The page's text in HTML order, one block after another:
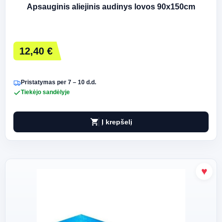
Apsauginis aliejinis audinys lovos 90x150cm
12,40 €
Pristatymas per 7 – 10 d.d.
Tiekėjo sandėlyje
shopping_cart Į krepšelį